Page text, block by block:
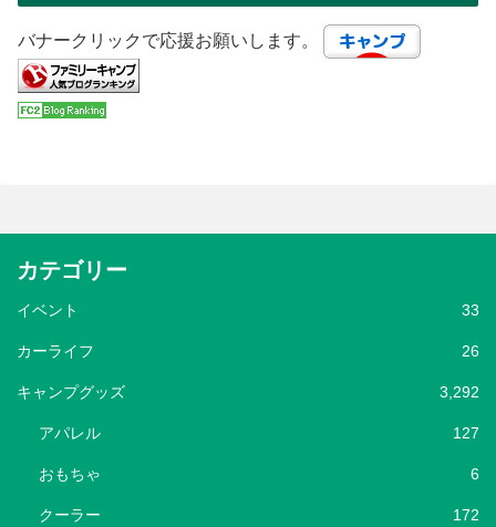
バナークリックで応援お願いします。
カテゴリー
イベント 33
カーライフ 26
キャンプグッズ 3,292
アパレル 127
おもちゃ 6
クーラー 172